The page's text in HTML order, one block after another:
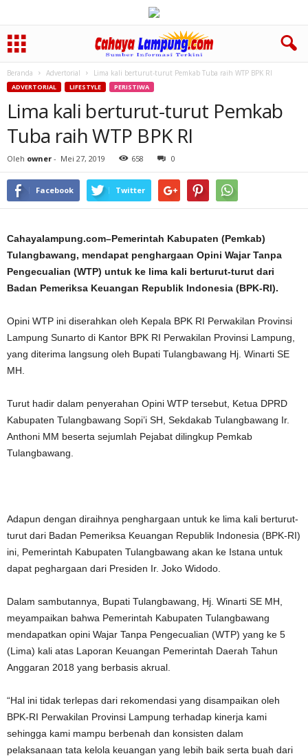
Beranda Advertorial Lima kali berturut-turut Pemkab Tuba raih WTP BPK RI
ADVERTORIAL LIFESTYLE PERISTIWA
Lima kali berturut-turut Pemkab
Tuba raih WTP BPK RI
Oleh owner - Mei 27, 2019 658 0
Facebook Twitter
Cahayalampung.com–Pemerintah Kabupaten (Pemkab)
Tulangbawang, mendapat penghargaan Opini Wajar Tanpa
Pengecualian (WTP) untuk ke lima kali berturut-turut dari
Badan Pemeriksa Keuangan Republik Indonesia (BPK-RI).
Opini WTP ini diserahkan oleh Kepala BPK RI Perwakilan Provinsi
Lampung Sunarto di Kantor BPK RI Perwakilan Provinsi Lampung,
yang diterima langsung oleh Bupati Tulangbawang Hj. Winarti SE
MH.
Turut hadir dalam penyerahan Opini WTP tersebut, Ketua DPRD
Kabupaten Tulangbawang Sopi’i SH, Sekdakab Tulangbawang Ir.
Anthoni MM beserta sejumlah Pejabat dilingkup Pemkab
Tulangbawang.
Adapun dengan diraihnya penghargaan untuk ke lima kali berturut-
turut dari Badan Pemeriksa Keuangan Republik Indonesia (BPK-RI)
ini, Pemerintah Kabupaten Tulangbawang akan ke Istana untuk
dapat peghargaan dari Presiden Ir. Joko Widodo.
Dalam sambutannya, Bupati Tulangbawang, Hj. Winarti SE MH,
meyampaikan bahwa Pemerintah Kabupaten Tulangbawang
mendapatkan opini Wajar Tanpa Pengecualian (WTP) yang ke 5
(Lima) kali atas Laporan Keuangan Pemerintah Daerah Tahun
Anggaran 2018 yang berbasis akrual.
“Hal ini tidak terlepas dari rekomendasi yang disampaikan oleh
BPK-RI Perwakilan Provinsi Lampung terhadap kinerja kami
sehingga kami mampu berbenah dan konsisten dalam
pelaksanaan tata kelola keuangan yang lebih baik serta buah dari